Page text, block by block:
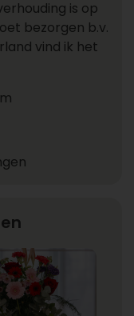
is op
bezorgen b.v.
vind ik het